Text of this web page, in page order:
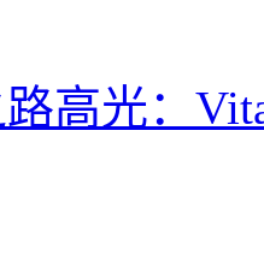
高光：